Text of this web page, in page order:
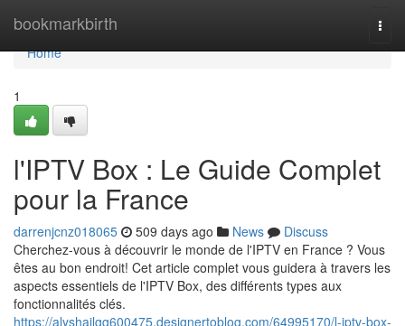
bookmarkbirth
Home
Home
1
l'IPTV Box : Le Guide Complet
pour la France
darrenjcnz018065 509 days ago News
Discuss
Cherchez-vous à découvrir le monde de l'IPTV en France ? Vous
êtes au bon endroit! Cet article complet vous guidera à travers les
aspects essentiels de l'IPTV Box, des différents types aux
fonctionnalités clés.
https://alyshajlgg600475.designertoblog.com/64995170/l-iptv-box-